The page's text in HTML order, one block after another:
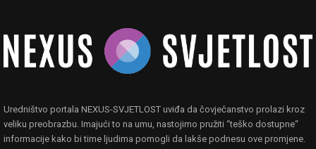
Uredništvo portala NEXUS-SVJETLOST uviđa da čovječanstvo prolazi kroz
veliku preobrazbu. Imajući to na umu, nastojimo pružiti “teško dostupne“
informacije kako bi time ljudima pomogli da lakše podnesu ove promjene.